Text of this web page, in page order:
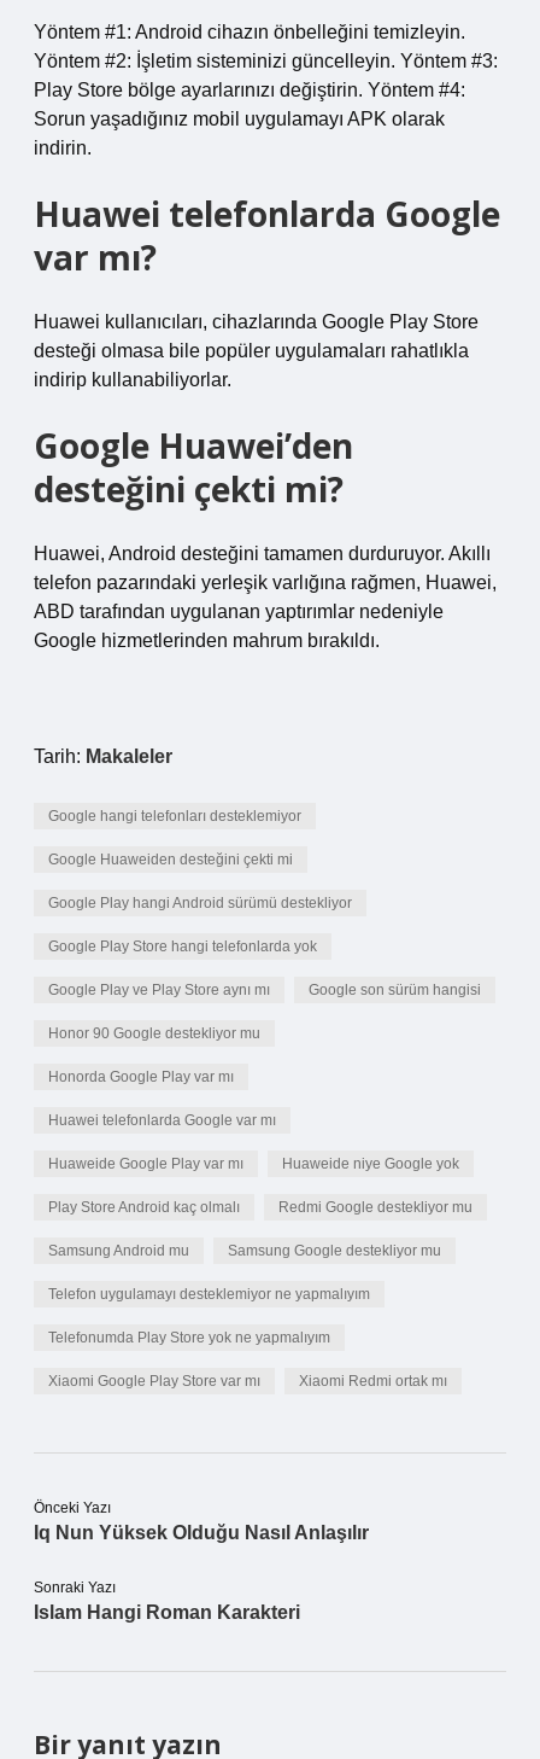
Yöntem #1: Android cihazın önbelleğini temizleyin.
Yöntem #2: İşletim sisteminizi güncelleyin. Yöntem #3:
Play Store bölge ayarlarınızı değiştirin. Yöntem #4:
Sorun yaşadığınız mobil uygulamayı APK olarak
indirin.
Huawei telefonlarda Google
var mı?
Huawei kullanıcıları, cihazlarında Google Play Store
desteği olmasa bile popüler uygulamaları rahatlıkla
indirip kullanabiliyorlar.
Google Huawei’den
desteğini çekti mi?
Huawei, Android desteğini tamamen durduruyor. Akıllı
telefon pazarındaki yerleşik varlığına rağmen, Huawei,
ABD tarafından uygulanan yaptırımlar nedeniyle
Google hizmetlerinden mahrum bırakıldı.
Tarih: Makaleler
Google hangi telefonları desteklemiyor
Google Huaweiden desteğini çekti mi
Google Play hangi Android sürümü destekliyor
Google Play Store hangi telefonlarda yok
Google Play ve Play Store aynı mı Google son sürüm hangisi
Honor 90 Google destekliyor mu
Honorda Google Play var mı
Huawei telefonlarda Google var mı
Huaweide Google Play var mı Huaweide niye Google yok
Play Store Android kaç olmalı Redmi Google destekliyor mu
Samsung Android mu Samsung Google destekliyor mu
Telefon uygulamayı desteklemiyor ne yapmalıyım
Telefonumda Play Store yok ne yapmalıyım
Xiaomi Google Play Store var mı Xiaomi Redmi ortak mı
Önceki Yazı
Iq Nun Yüksek Olduğu Nasıl Anlaşılır
Sonraki Yazı
Islam Hangi Roman Karakteri
Bir yanıt yazın